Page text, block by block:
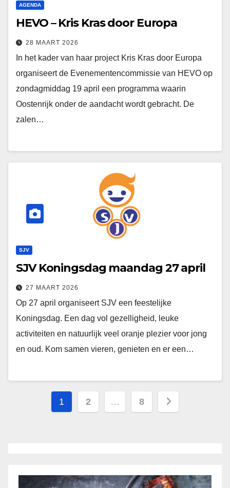
AGENDA
HEVO – Kris Kras door Europa
28 MAART 2026
In het kader van haar project Kris Kras door Europa
organiseert de Evenementencommissie van HEVO op
zondagmiddag 19 april een programma waarin
Oostenrijk onder de aandacht wordt gebracht. De
zalen…
SJV
SJV Koningsdag maandag 27 april
27 MAART 2026
Op 27 april organiseert SJV een feestelijke
Koningsdag. Een dag vol gezelligheid, leuke
activiteiten en natuurlijk veel oranje plezier voor jong
en oud. Kom samen vieren, genieten en er een…
Berichten
1 2 … 8